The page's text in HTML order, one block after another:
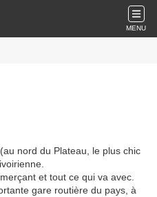
MENU
nord du Plateau, le plus chic
et tout ce qui va avec.
gare routière du pays, à